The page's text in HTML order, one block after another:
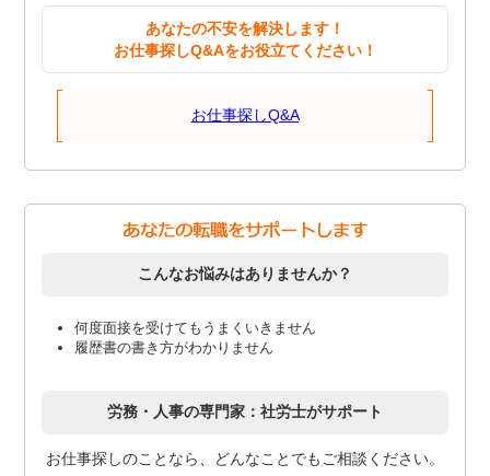
あなたの不安を解決します！
お仕事探しQ&Aをお役立てください！
お仕事探しQ&A
こんなお悩みはありませんか？
何度面接を受けてもうまくいきません
履歴書の書き方がわかりません
労務・人事の専門家：社労士がサポート
お仕事探しのことなら、どんなことでもご相談ください。